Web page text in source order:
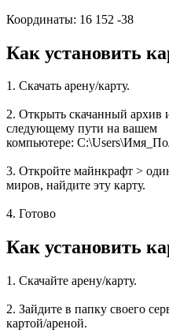
Координаты: 16 152 -38
Как установить
1. Скачать арену/карту.
2. Открыть скачанный архив
следующему пути на вашем
компьютере:
3. Откройте майнкрафт >
миров, найдите эту карту.
4. Готово
Как установить
1. Скачайте арену/карту.
2. Зайдите в папку своего
картой/ареной.